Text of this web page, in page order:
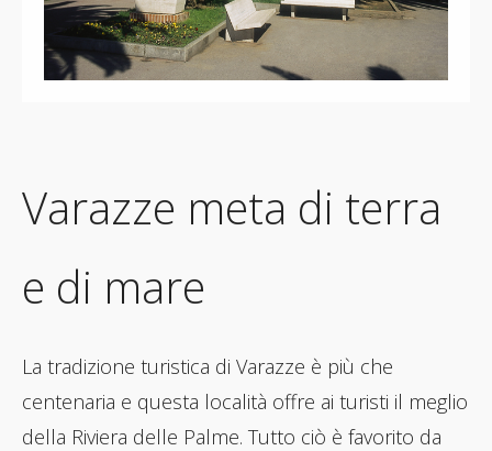
Varazze meta di terra
e di mare
La tradizione turistica di Varazze è più che
centenaria e questa località offre ai turisti il meglio
della Riviera delle Palme. Tutto ciò è favorito da